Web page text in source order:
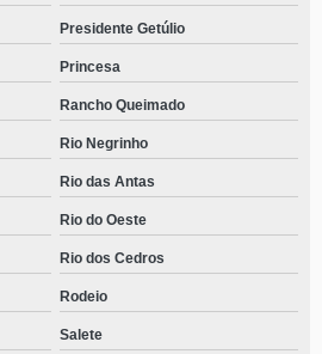
Presidente Getúlio
Princesa
Rancho Queimado
Rio Negrinho
Rio das Antas
Rio do Oeste
Rio dos Cedros
Rodeio
Salete